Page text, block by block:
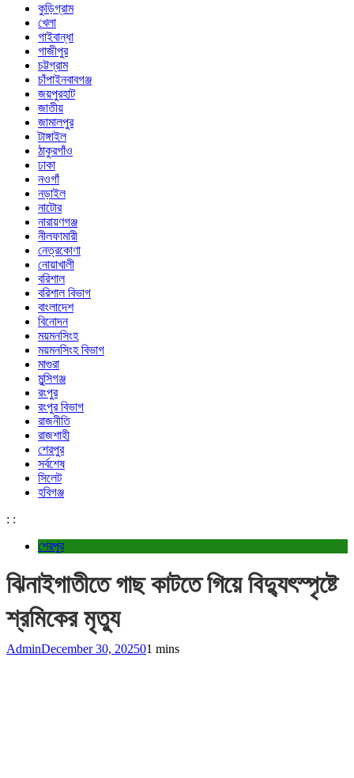
কুড়িগ্রাম
খেলা
গাইবান্ধা
গাজীপুর
চট্টগ্রাম
চাঁপাইনবাবগঞ্জ
জয়পুরহাট
জাতীয়
জামালপুর
টাঙ্গাইল
ঠাকুরগাঁও
ঢাকা
নওগাঁ
নড়াইল
নাটোর
নারায়ণগঞ্জ
নীলফামারী
নেত্রকোণা
নোয়াখালী
বরিশাল
বরিশাল বিভাগ
বাংলাদেশ
বিনোদন
ময়মনসিংহ
ময়মনসিংহ বিভাগ
মাগুরা
মুন্সিগঞ্জ
রংপুর
রংপুর বিভাগ
রাজনীতি
রাজশাহী
শেরপুর
সর্বশেষ
সিলেট
হবিগঞ্জ
: :
শেরপুর
ঝিনাইগাতীতে গাছ কাটতে গিয়ে বিদ্যুৎস্পৃষ্টে
শ্রমিকের মৃত্যু
AdminDecember 30, 202501 mins